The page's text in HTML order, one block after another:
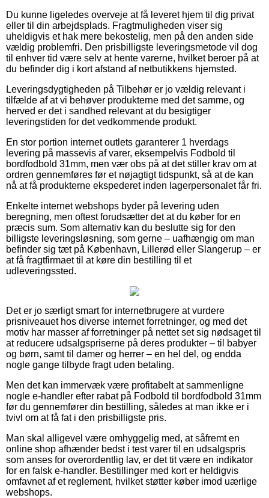
Du kunne ligeledes overveje at få leveret hjem til dig privat
eller til din arbejdsplads. Fragtmuligheden viser sig
uheldigvis et hak mere bekostelig, men på den anden side
vældig problemfri. Den prisbilligste leveringsmetode vil dog
til enhver tid være selv at hente varerne, hvilket beroer på at
du befinder dig i kort afstand af netbutikkens hjemsted.
Leveringsdygtigheden på Tilbehør er jo vældig relevant i
tilfælde af at vi behøver produkterne med det samme, og
herved er det i sandhed relevant at du besigtiger
leveringstiden for det vedkommende produkt.
En stor portion internet outlets garanterer 1 hverdags
levering på massevis af varer, eksempelvis Fodbold til
bordfodbold 31mm, men vær obs på at det stiller krav om at
ordren gennemføres før et nøjagtigt tidspunkt, så at de kan
nå at få produkterne ekspederet inden lagerpersonalet får fri.
Enkelte internet webshops byder på levering uden
beregning, men oftest forudsætter det at du køber for en
præcis sum. Som alternativ kan du beslutte sig for den
billigste leveringsløsning, som gerne – uafhængig om man
befinder sig tæt på København, Lillerød eller Slangerup – er
at få fragtfirmaet til at køre din bestilling til et
udleveringssted.
Det er jo særligt smart for internetbrugere at vurdere
prisniveauet hos diverse internet forretninger, og med det
motiv har masser af forretninger på nettet set sig nødsaget til
at reducere udsalgspriserne på deres produkter – til babyer
og børn, samt til damer og herrer – en hel del, og endda
nogle gange tilbyde fragt uden betaling.
Men det kan immervæk være profitabelt at sammenligne
nogle e-handler efter rabat på Fodbold til bordfodbold 31mm
før du gennemfører din bestilling, således at man ikke er i
tvivl om at få fat i den prisbilligste pris.
Man skal alligevel være omhyggelig med, at såfremt en
online shop afhænder bedst i test varer til en udsalgspris
som anses for overordentlig lav, er det tit være en indikator
for en falsk e-handler. Bestillinger med kort er heldigvis
omfavnet af et reglement, hvilket støtter køber imod uærlige
webshops.